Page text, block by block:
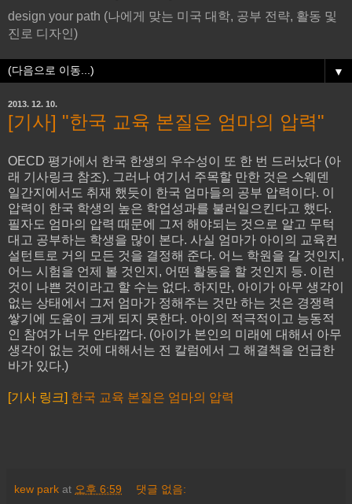
design your path (나에게 맞는 미국 대학, 공부 전략, 활동 및
진로 디자인)
▼
2013. 12. 10.
[기사] "한국 교육 본질은 엄마의 압력"
OECD 평가에서 한국 한생의 우수성이 또 한 번 드러났다 (아
래 기사링크 참조). 그러나 여기서 주목할 만한 것은 스웨덴
일간지에서도 취재 했듯이 한국 엄마들의 공부 압력이다. 이
압력이 한국 학생의 높은 학업성과를 불러일으킨다고 했다.
필자도 엄마의 압력 때문에 그저 해야되는 것으로 알고 무턱
대고 공부하는 학생을 많이 본다. 사실 엄마가 아이의 교육컨
설턴트로 거의 모든 것을 결정해 준다. 어느 학원을 갈 것인지,
어느 시험을 언제 볼 것인지, 어떤 활동을 할 것인지 등. 이런
것이 나쁜 것이라고 할 수는 없다. 하지만, 아이가 아무 생각이
없는 상태에서 그저 엄마가 정해주는 것만 하는 것은 경쟁력
쌓기에 도움이 크게 되지 못한다. 아이의 적극적이고 능동적
인 참여가 너무 안타깝다. (아이가 본인의 미래에 대해서 아무
생각이 없는 것에 대해서는 전 칼럼에서 그 해결책을 언급한
바가 있다.)
[기사 링크] 한국 교육 본질은 엄마의 압력
kew park at 오후 6:59 댓글 없음: